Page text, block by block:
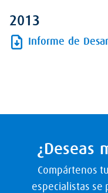
2013
Informe de
¿Deseas
Compártenos
especialistas se